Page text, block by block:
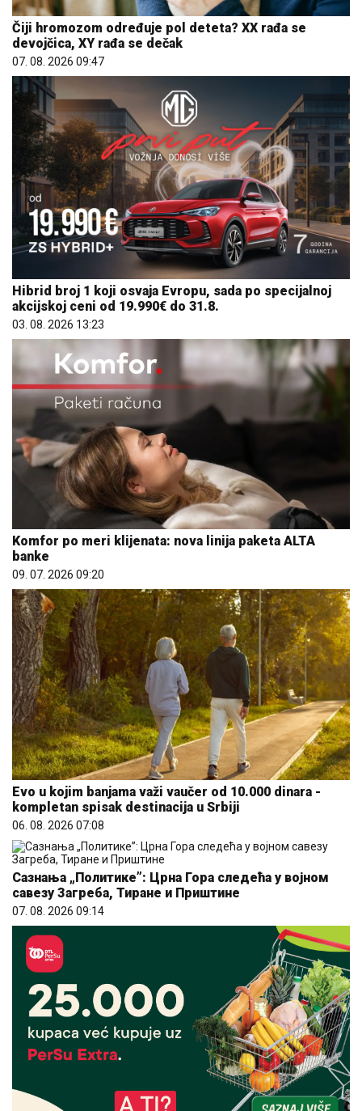
Čiji hromozom određuje pol deteta? XX rađa se
devojčica, XY rađa se dečak
07. 08. 2026 09:47
Hibrid broj 1 koji osvaja Evropu, sada po specijalnoj
akcijskoj ceni od 19.990€ do 31.8.
03. 08. 2026 13:23
Komfor po meri klijenata: nova linija paketa ALTA
banke
09. 07. 2026 09:20
Evo u kojim banjama važi vaučer od 10.000 dinara -
kompletan spisak destinacija u Srbiji
06. 08. 2026 07:08
Сазнања „Политике”: Црна Гора следећа у војном
савезу Загреба, Тиране и Приштине
07. 08. 2026 09:14